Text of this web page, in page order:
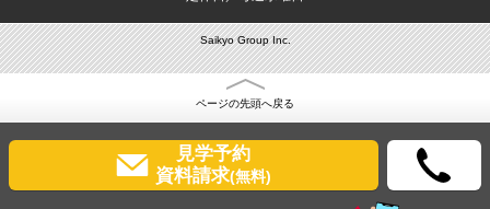
Saikyo Group Inc.
ページの先頭へ戻る
見学予約
資料請求(無料)